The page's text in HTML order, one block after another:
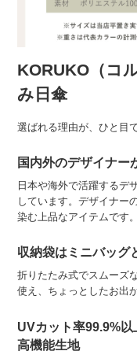
KORUKO（コ
み日傘
選ばれる理由が、ひと目
国内外のデザイナー
日本や海外で活躍するデ
しています。デザイナー
染む上品なアイテムです。
収納袋はミニバッグ
折りたたみ式でスムーズ
使え、ちょっとしたお出
UVカット率99.9%
高機能生地